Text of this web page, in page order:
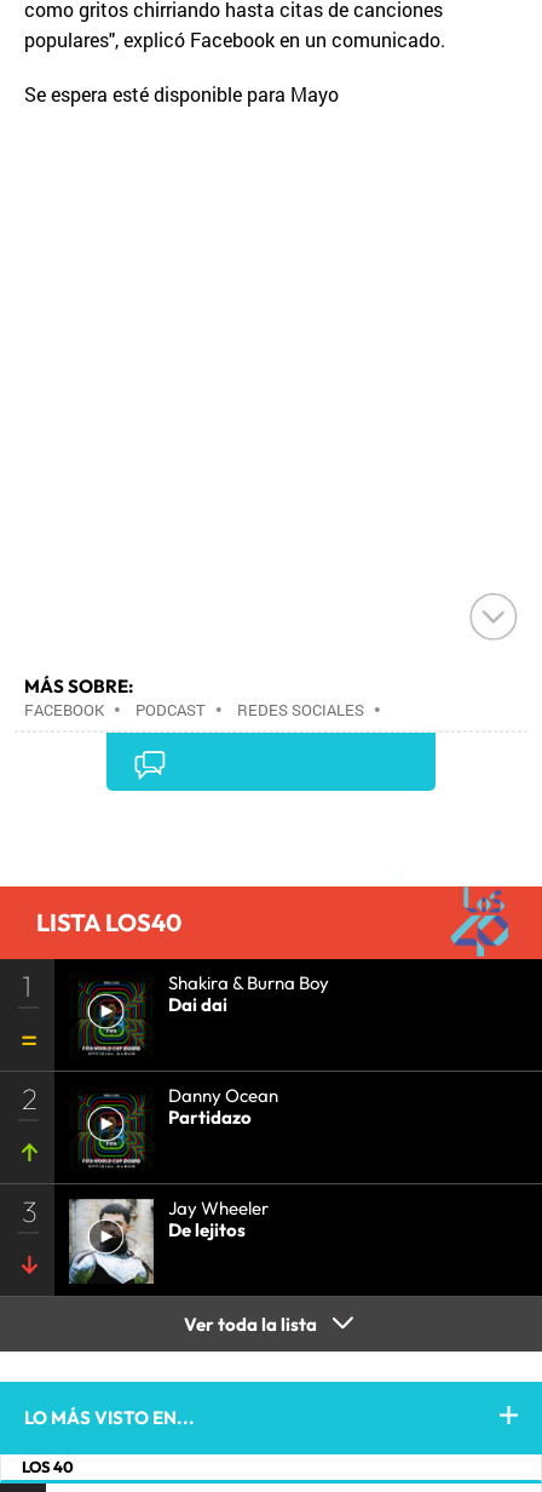
como gritos chirriando hasta citas de canciones
populares", explicó Facebook en un comunicado.
Se espera esté disponible para Mayo
MÁS SOBRE:
FACEBOOK • PODCAST • REDES SOCIALES •
ARCHIVOS MULTIMEDIA•INTERNET•EMPRESAS
•TELECOMUNICACIONES
COMUNICACIONES•
LISTA LOS40
1
Shakira & Burna Boy
Dai dai
2
Danny Ocean
Partidazo
3
Jay Wheeler
De lejitos
Ver toda la lista
LO MÁS VISTO EN...
LOS 40